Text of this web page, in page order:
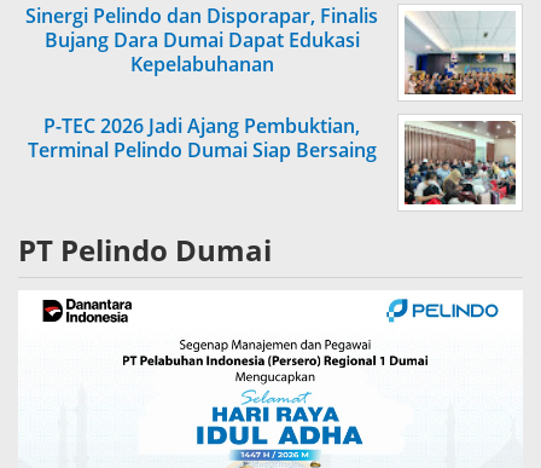
Sinergi Pelindo dan Disporapar, Finalis
Bujang Dara Dumai Dapat Edukasi
Kepelabuhanan
P-TEC 2026 Jadi Ajang Pembuktian,
Terminal Pelindo Dumai Siap Bersaing
PT Pelindo Dumai